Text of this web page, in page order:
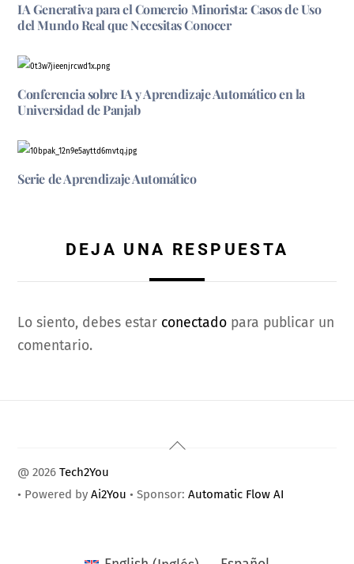
IA Generativa para el Comercio Minorista: Casos de Uso
del Mundo Real que Necesitas Conocer
Conferencia sobre IA y Aprendizaje Automático en la
Universidad de Panjab
Serie de Aprendizaje Automático
DEJA UNA RESPUESTA
Lo siento, debes estar conectado para publicar un
comentario.
Back
Top
@ 2026Tech2You
• Powered byAi2You • Sponsor: Automatic Flow AI